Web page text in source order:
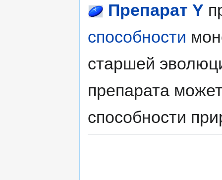
Препарат Y
способности
старшей
препарата
способности